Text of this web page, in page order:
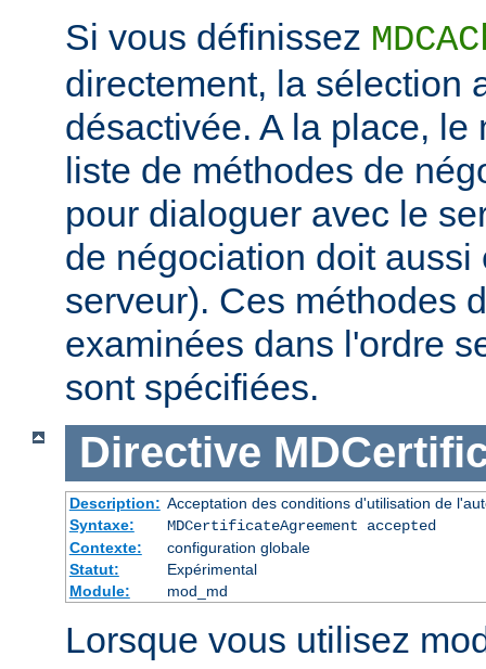
Si vous définissez
directement, la sélection
désactivée. A la place,
liste de méthodes de
pour dialoguer avec le
de négociation doit
serveur). Ces méthodes
examinées dans l'ordre
sont spécifiées.
Directive
Description: Acceptation des conditions d'utilisation de
Syntaxe:
MDCertificateAgreement accepted
Contexte:
configuration globale
Statut:
Expérimental
Module:
mod_md
Lorsque vous utilisez